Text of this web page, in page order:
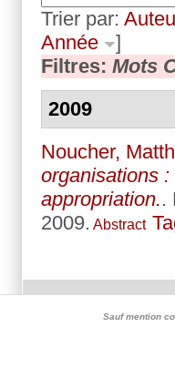
Trier par:
Année
]
Filtres: Mots
2009
Noucher,
organisations
appropriation..
2009. Abstract
Sauf mention